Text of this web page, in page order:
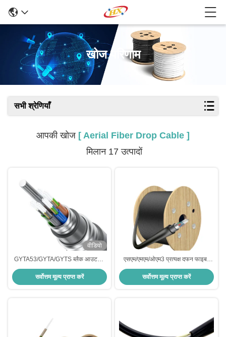
खोज परिणाम
सभी श्रेणियाँ
आपकी खोज [ Aerial Fiber Drop Cable ]
मिलान 17 उत्पादों
वीडियो
GYTA53/GYTA/GYTS ब्लैक आउटडोर
फाइबर ऑप्टिक केबल अंडरग्राउंड डायरेक्ट
बरीड डक्ट के लिए
सर्वोत्तम मूल्य प्राप्त करें
एसएम/एमएम/ओएम3 प्रत्यक्ष दफन फाइबर
ऑप्टिक केबल डबल शीथ प्रत्यक्ष दफन
केबल
सर्वोत्तम मूल्य प्राप्त करें